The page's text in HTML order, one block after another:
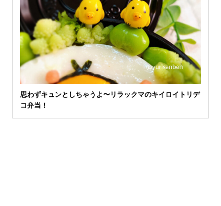
思わずキュンとしちゃうよ〜リラックマのキイロイトリデ
コ弁当！